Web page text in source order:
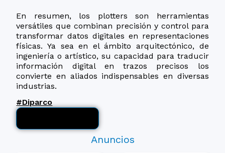
En resumen, los plotters son herramientas
versátiles que combinan precisión y control para
transformar datos digitales en representaciones
físicas. Ya sea en el ámbito arquitectónico, de
ingeniería o artístico, su capacidad para traducir
información digital en trazos precisos los
convierte en aliados indispensables en diversas
industrias.
#Diparco
Anuncios